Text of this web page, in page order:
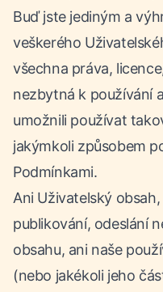
Buď jste jediným a
veškerého
všechna práva,
nezbytná k používání
umožnili používat
jakýmkoli způsobem
Podmínkami.
Ani Uživatelský
publikování, odeslání
obsahu, ani naše
(nebo jakékoli jeho